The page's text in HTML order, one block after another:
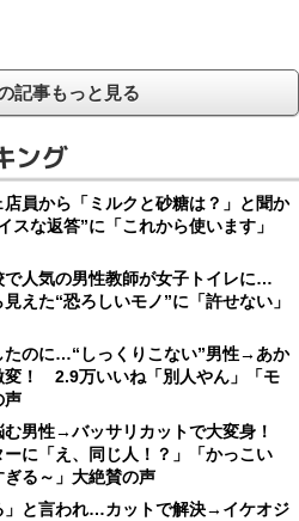
記事もっと見る
ング
店員から「ミルクと砂糖は？」と聞か
な返答”に「これから使います」
で人気の男性教師が女子トイレに…
えた“恐ろしいモノ”に「許せない」
たのに…“しっくりこない”男性→あか
変！ 2.9万いいね「別人やん」「モ
声
む男性→バッサリカットで大変身！
ーに「え、同じ人！？」「かっこい
る～」大絶賛の声
」と言われ…カットで解決→イケオジ